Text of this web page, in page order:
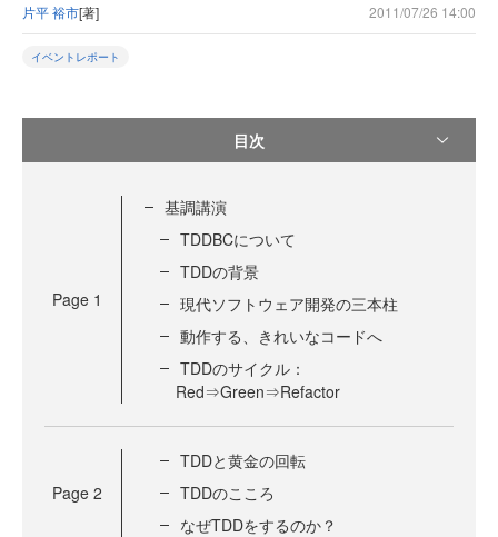
片平 裕市[著] 2011/07/26 14:00
イベントレポート
目次
Page 1
基調講演
TDDBCについて
TDDの背景
現代ソフトウェア開発の三本柱
動作する、きれいなコードへ
TDDのサイクル：
Red⇒Green⇒Refactor
Page 2
TDDと黄金の回転
TDDのこころ
なぜTDDをするのか？